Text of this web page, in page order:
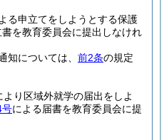
る申立てをしようとする保護
を教育委員会に提出しなけれ
知については、 前2条の規定
り区域外就学の届出をしよ
号による届書を教育委員会に提